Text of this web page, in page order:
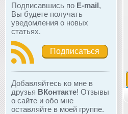
Подписавшись по E-mail,
Вы будете получать
уведомления о новых
статьях.
Подписаться
Добавляйтесь ко мне в
друзья ВКонтакте! Отзывы
о сайте и обо мне
оставляйте в моей группе.